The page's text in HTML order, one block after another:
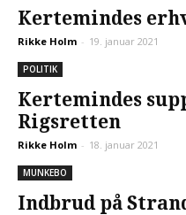
Kertemindes
Rikke Holm - 19. januar 2021
POLITIK
Kertemindes
Rigsretten
Rikke Holm - 18. januar 2021
MUNKEBO
Indbrud på